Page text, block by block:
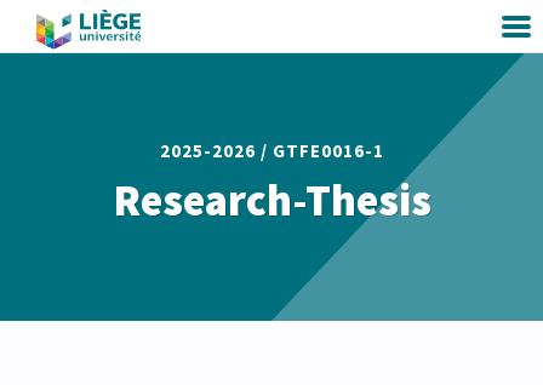
2025-2026 / GTFE0016-1
Research-Thesis